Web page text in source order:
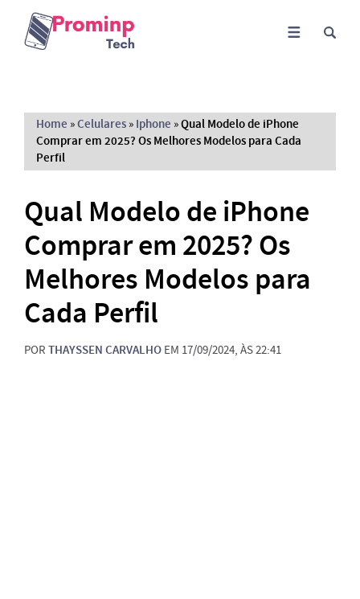
Home »Celulares » Iphone »Qual Modelo de iPhone
Comprar em 2025? Os Melhores Modelos para Cada
Perfil
Qual Modelo de iPhone
Comprar em 2025? Os
Melhores Modelos para
Cada Perfil
POR THAYSSEN CARVALHO EM 17/09/2024, ÀS 22:41